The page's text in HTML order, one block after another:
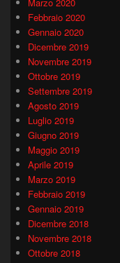
Febbraio 2020
Gennaio 2020
Dicembre 2019
Novembre 2019
Ottobre 2019
Settembre 2019
Agosto 2019
Luglio 2019
Giugno 2019
Maggio 2019
Aprile 2019
Marzo 2019
Febbraio 2019
Gennaio 2019
Dicembre 2018
Novembre 2018
Ottobre 2018